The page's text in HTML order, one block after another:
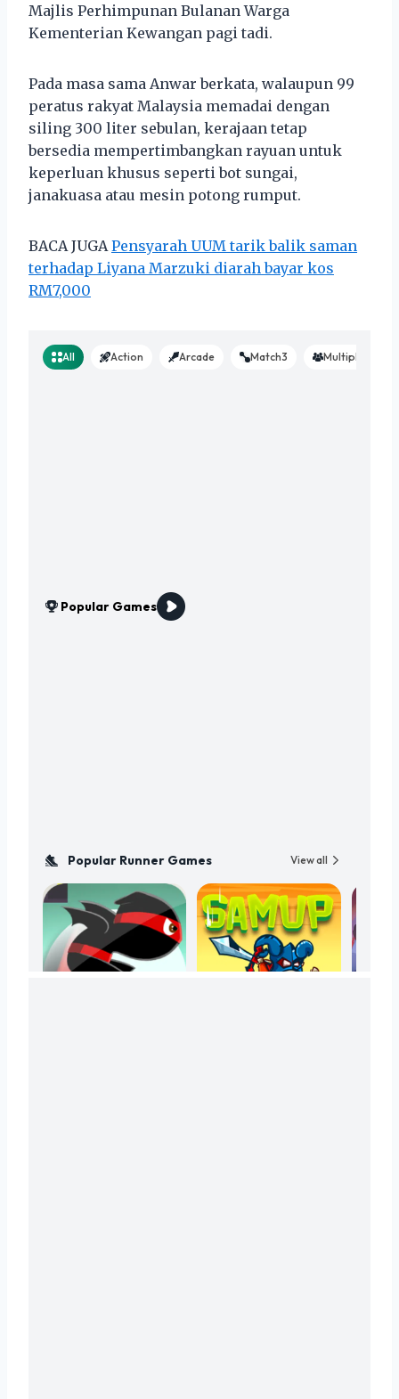
Majlis Perhimpunan Bulanan Warga
Kementerian Kewangan pagi tadi.
Pada masa sama Anwar berkata, walaupun 99
peratus rakyat Malaysia memadai dengan
siling 300 liter sebulan, kerajaan tetap
bersedia mempertimbangkan rayuan untuk
keperluan khusus seperti bot sungai,
janakuasa atau mesin potong rumput.
BACA JUGA Pensyarah UUM tarik balik saman
terhadap Liyana Marzuki diarah bayar kos
RM7,000